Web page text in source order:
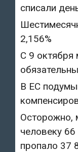
списали
2,156%
С 9 октября
В ЕС
Осторожно,
человеку 66
пропало 37